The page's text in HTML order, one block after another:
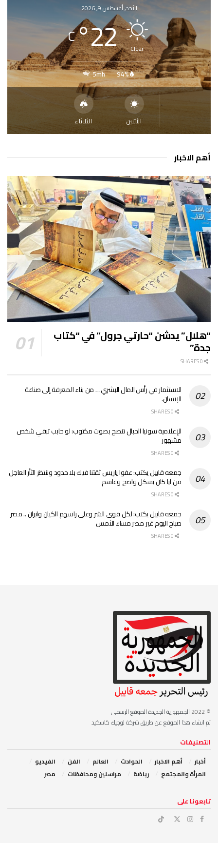
الأحد, أغسطس 9, 2026
Clear
22
°
C
94%
5mh
الأثنين الثلاثاء
أهم الاخبار
“هلال” يدشن “حارتي جرول” في “كتاب
جدة”
الاستثمار في رأس المال البشري… من بناء المعرفة إلى صناعة
الإنسان.
الإعلامية سونيا الحبال تنصح بصوت مكتوب: لو حابب تبقي شخص
مشهور
جمعه قابيل يكتب: عفوا ياريس ثقتنا فيك بلا حدود وننتظر الثأر العاجل
من ايا كان بشكل واضح وغاشم
جمعه قابيل يكتب: لكل قوى الشر وعلى راسهم الكيان وايران .. مصر
صباح اليوم غير مصر مساء الأمس
© 2022
الجمهورية الجديدة الموقع الرسمي
تم انشاء هذا الموقع عن طريق شركة لوجيك كاسكيد
التصنيفات
أخبار أهم الاخبار ‏الحوادث ‏العالم الفن
‏الفيديو
‏المرأة والمجتمع
رياضة مراسلين ومحافظات مصر
‏تابعونا على